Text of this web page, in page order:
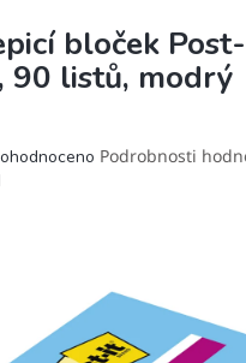
bloček
90 listů, modrý
Podrobnosti